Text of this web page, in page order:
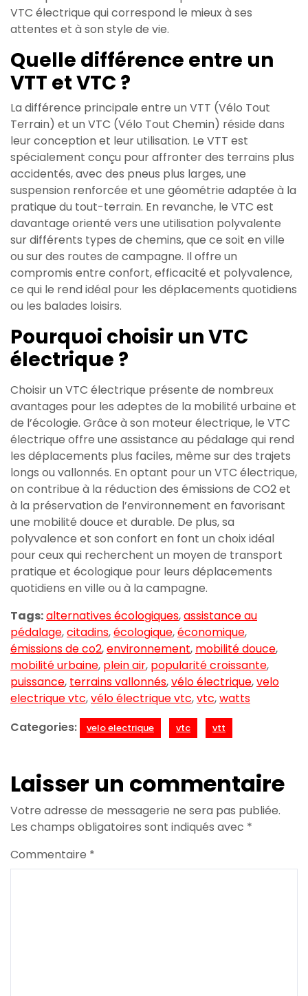
VTC électrique qui correspond le mieux à ses
attentes et à son style de vie.
Quelle différence entre un
VTT et VTC ?
La différence principale entre un VTT (Vélo Tout
Terrain) et un VTC (Vélo Tout Chemin) réside dans
leur conception et leur utilisation. Le VTT est
spécialement conçu pour affronter des terrains plus
accidentés, avec des pneus plus larges, une
suspension renforcée et une géométrie adaptée à la
pratique du tout-terrain. En revanche, le VTC est
davantage orienté vers une utilisation polyvalente
sur différents types de chemins, que ce soit en ville
ou sur des routes de campagne. Il offre un
compromis entre confort, efficacité et polyvalence,
ce qui le rend idéal pour les déplacements quotidiens
ou les balades loisirs.
Pourquoi choisir un VTC
électrique ?
Choisir un VTC électrique présente de nombreux
avantages pour les adeptes de la mobilité urbaine et
de l’écologie. Grâce à son moteur électrique, le VTC
électrique offre une assistance au pédalage qui rend
les déplacements plus faciles, même sur des trajets
longs ou vallonnés. En optant pour un VTC électrique,
on contribue à la réduction des émissions de CO2 et
à la préservation de l’environnement en favorisant
une mobilité douce et durable. De plus, sa
polyvalence et son confort en font un choix idéal
pour ceux qui recherchent un moyen de transport
pratique et écologique pour leurs déplacements
quotidiens en ville ou à la campagne.
Tags:alternatives écologiques,assistance au
pédalage,citadins,écologique,économique,
émissions de co2,environnement, mobilité douce,
mobilité urbaine, plein air, popularité croissante,
puissance, terrains vallonnés,vélo électrique,velo
electrique vtc,vélo électrique vtc,vtc,watts
Categories:
velo electrique vtc vtt
Laisser un commentaire
Votre adresse de messagerie ne sera pas publiée.
Les champs obligatoires sont indiqués avec *
Commentaire *